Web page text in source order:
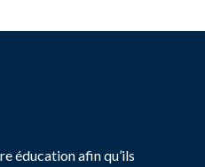
éducation afin qu’ils